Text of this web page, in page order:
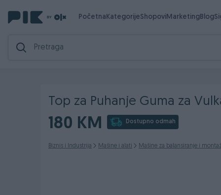
PočetnaKategorijeShopoviMarketingBlog
Top za Puhanje Guma za
180 KM Dostupno odmah
Biznis i Industrija Mašine i alati Mašine za balansiranje i